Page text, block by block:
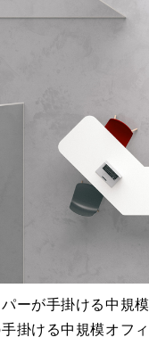
ーが手掛ける中規
掛ける中規模オフ